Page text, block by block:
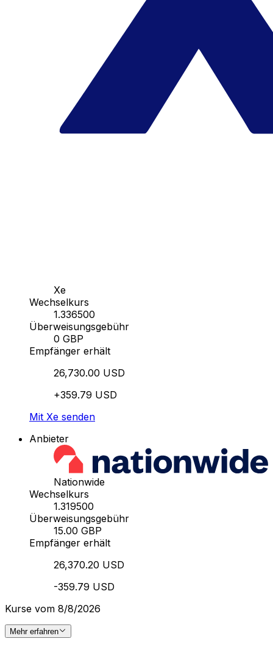
Xe
Wechselkurs
1.336500
Überweisungsgebühr
0 GBP
Empfänger erhält
26,730.00 USD
+359.79 USD
Mit Xe senden
Anbieter
Nationwide
Wechselkurs
1.319500
Überweisungsgebühr
15.00 GBP
Empfänger erhält
26,370.20 USD
-359.79 USD
Kurse vom 8/8/2026
Mehr erfahren